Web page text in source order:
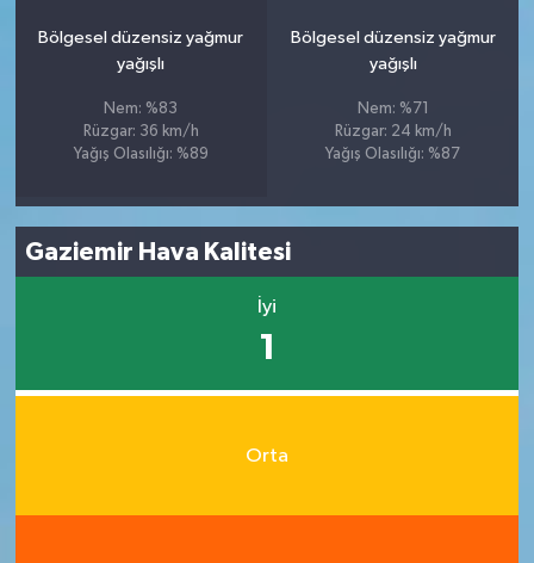
Bölgesel düzensiz yağmur
yağışlı
Nem: %83
Rüzgar: 36 km/h
Yağış Olasılığı: %89
Bölgesel düzensiz yağmur
yağışlı
Nem: %71
Rüzgar: 24 km/h
Yağış Olasılığı: %87
Gaziemir Hava Kalitesi
İyi
1
Orta